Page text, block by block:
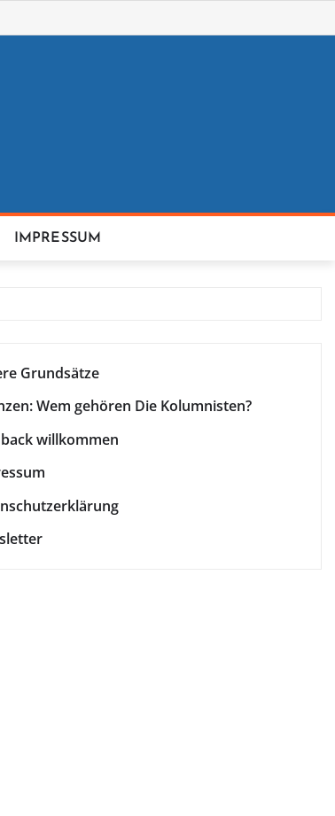
IMPRESSUM
Grundsätze
Wem gehören Die Kolumnisten?
willkommen